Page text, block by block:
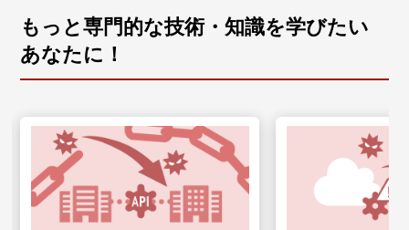
もっと専門的な技術・知識を学びたい
あなたに！